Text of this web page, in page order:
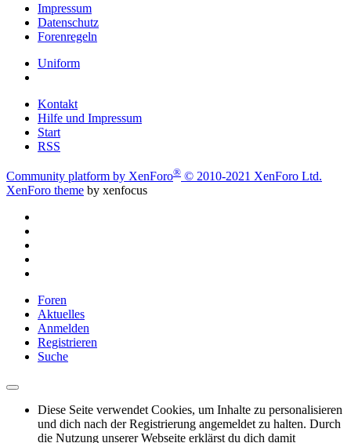
Impressum
Datenschutz
Forenregeln
Uniform
Kontakt
Hilfe und Impressum
Start
RSS
Community platform by XenForo® © 2010-2021 XenForo Ltd.
XenForo theme by xenfocus
Foren
Aktuelles
Anmelden
Registrieren
Suche
Diese Seite verwendet Cookies, um Inhalte zu personalisieren
und dich nach der Registrierung angemeldet zu halten. Durch
die Nutzung unserer Webseite erklärst du dich damit